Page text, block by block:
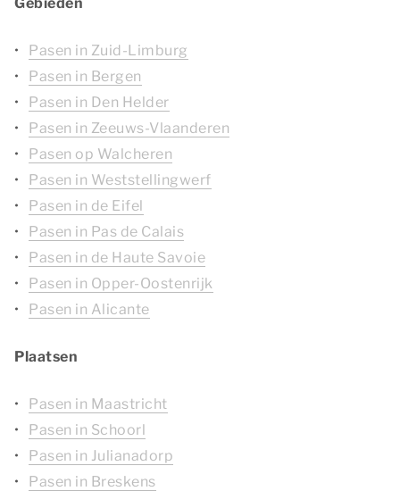
Pasen in Zuid-Limburg
Pasen in Bergen
Pasen in Den Helder
Pasen in Zeeuws-Vlaanderen
Pasen op Walcheren
Pasen in Weststellingwerf
Pasen in de Eifel
Pasen in Pas de Calais
Pasen in de Haute Savoie
Pasen in Opper-Oostenrijk
Pasen in Alicante
Plaatsen
Pasen in Maastricht
Pasen in Schoorl
Pasen in Julianadorp
Pasen in Breskens